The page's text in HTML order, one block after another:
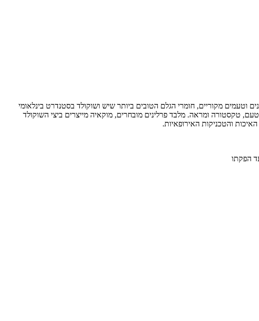
וטעמים מקוריים, חומרי הגלם הטובים ביותר שיש ושוקולד בסטנדרט בינלאומי
טקסטורה ומראה. מלבד פרלינים מובחרים, מוקאיה מייצרים ביצי השוקולד
והטכניקות האירופאיות.